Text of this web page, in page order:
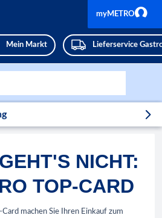
Mein Markt Lieferservice
myMETRO
NICHT:
TOP-CARD
machen Sie Ihren Einkauf zum